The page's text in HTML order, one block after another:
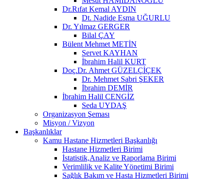
Dr.Rıfat Kemal AYDIN
Dt. Nadide Esma UĞURLU
Dr. Yılmaz GERGER
Bilal ÇAY
Bülent Mehmet METİN
Servet KAYHAN
İbrahim Halil KURT
Doç.Dr. Ahmet GÜZELÇİÇEK
Dr. Mehmet Sabri ŞEKER
İbrahim DEMİR
İbrahim Halil CENGİZ
Seda UYDAŞ
Organizasyon Şeması
Misyon / Vizyon
Başkanlıklar
Kamu Hastane Hizmetleri Başkanlığı
Hastane Hizmetleri Birimi
İstatistik,Analiz ve Raporlama Birimi
Verimlilik ve Kalite Yönetimi Birimi
Sağlık Bakım ve Hasta Hizmetleri Birimi